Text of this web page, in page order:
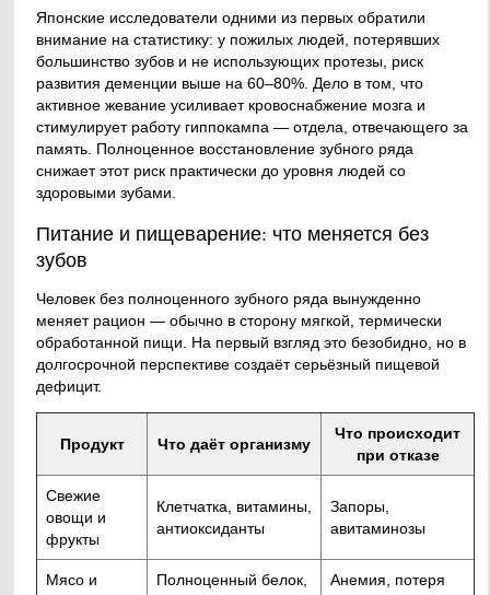
Японские исследователи одними из первых обратили
внимание на статистику: у пожилых людей, потерявших
большинство зубов и не использующих протезы, риск
развития деменции выше на 60–80%. Дело в том, что
активное жевание усиливает кровоснабжение мозга и
стимулирует работу гиппокампа — отдела, отвечающего за
память. Полноценное восстановление зубного ряда
снижает этот риск практически до уровня людей со
здоровыми зубами.
Питание и пищеварение: что меняется без
зубов
Человек без полноценного зубного ряда вынужденно
меняет рацион — обычно в сторону мягкой, термически
обработанной пищи. На первый взгляд это безобидно, но в
долгосрочной перспективе создаёт серьёзный пищевой
дефицит.
Продукт Что даёт организму
Что происходит
при отказе
Свежие
овощи и
фрукты
Клетчатка, витамины,
антиоксиданты
Запоры,
авитаминозы
Мясо и
Полноценный белок,
Анемия, потеря